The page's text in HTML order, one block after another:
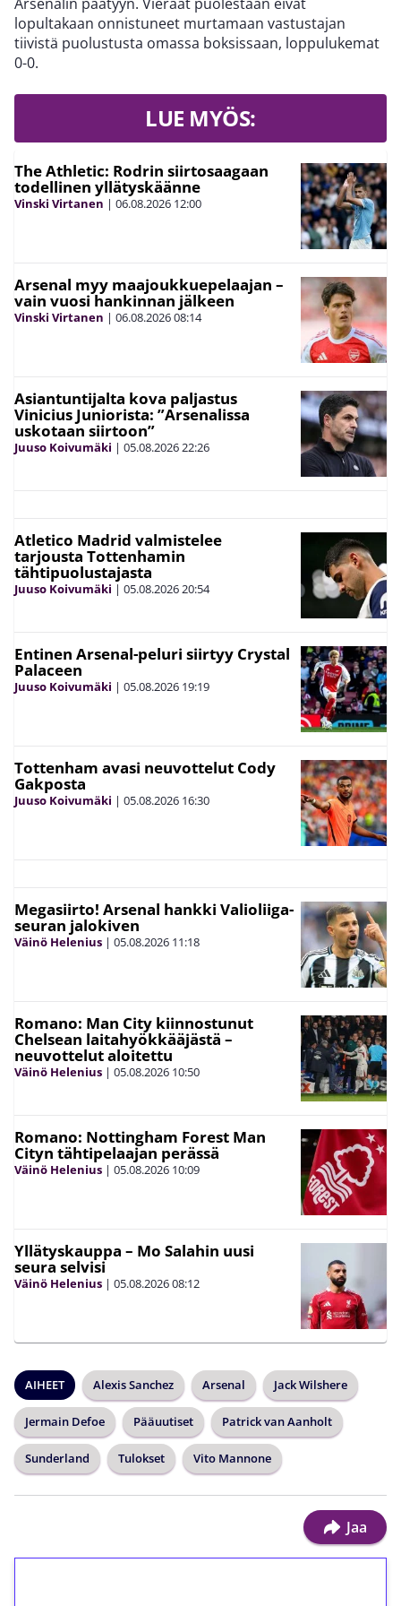
lopultakaan onnistuneet murtamaan vastustajan
tiivistä puolustusta omassa boksissaan, loppulukemat
0-0.
LUE MYÖS:
The Athletic: Rodrin siirtosaagaan
todellinen yllätyskäänne
Vinski Virtanen | 06.08.2026 12:00
Arsenal myy maajoukkuepelaajan –
vain vuosi hankinnan jälkeen
Vinski Virtanen | 06.08.202608:14
Asiantuntijalta kova paljastus
Vinicius Juniorista: ”Arsenalissa
uskotaan siirtoon”
Juuso Koivumäki | 05.08.202622:26
Atletico Madrid valmistelee
tarjousta Tottenhamin
tähtipuolustajasta
Juuso Koivumäki | 05.08.202620:54
Entinen Arsenal-peluri siirtyy Crystal
Palaceen
Juuso Koivumäki | 05.08.2026 19:19
Tottenham avasi neuvottelut Cody
Gakposta
Juuso Koivumäki | 05.08.2026 16:30
Megasiirto! Arsenal hankki Valioliiga-
seuran jalokiven
Väinö Helenius | 05.08.2026 11:18
Romano: Man City kiinnostunut
Chelsean laitahyökkääjästä –
neuvottelut aloitettu
Väinö Helenius | 05.08.2026 10:50
Romano: Nottingham Forest Man
Cityn tähtipelaajan perässä
Väinö Helenius | 05.08.2026 10:09
Yllätyskauppa – Mo Salahin uusi
seura selvisi
Väinö Helenius | 05.08.202608:12
AIHEET Alexis Sanchez Arsenal Jack Wilshere
Jermain Defoe Pääuutiset Patrick van Aanholt
Sunderland Tulokset Vito Mannone
Jaa